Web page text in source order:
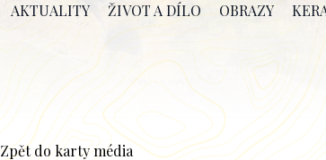
AKTUALITY ŽIVOT A DÍLO OBRAZY
Zpět do karty média